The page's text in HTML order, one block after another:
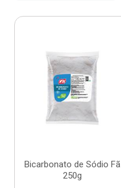
Bicarbonato de Sódio Fã
250g